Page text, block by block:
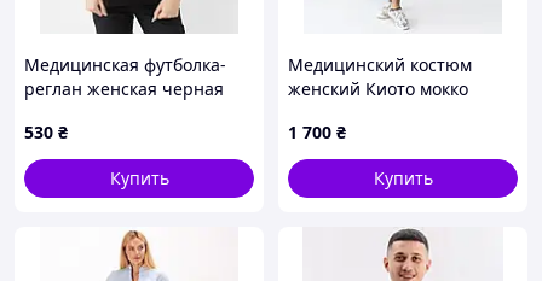
Медицинская футболка-
реглан женская черная
530 ₴
Купить
Медицинский костюм
женский Киото мокко
1 700 ₴
Купить